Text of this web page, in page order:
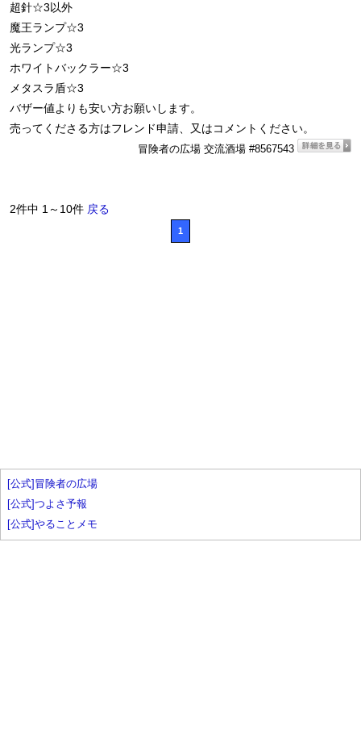
超針☆3以外
魔王ランプ☆3
光ランプ☆3
ホワイトバックラー☆3
メタスラ盾☆3
バザー値よりも安い方お願いします。
売ってくださる方はフレンド申請、又はコメントください。
冒険者の広場 交流酒場 #8567543
2件中 1～10件 戻る
1
[公式]冒険者の広場
[公式]つよさ予報
[公式]やることメモ